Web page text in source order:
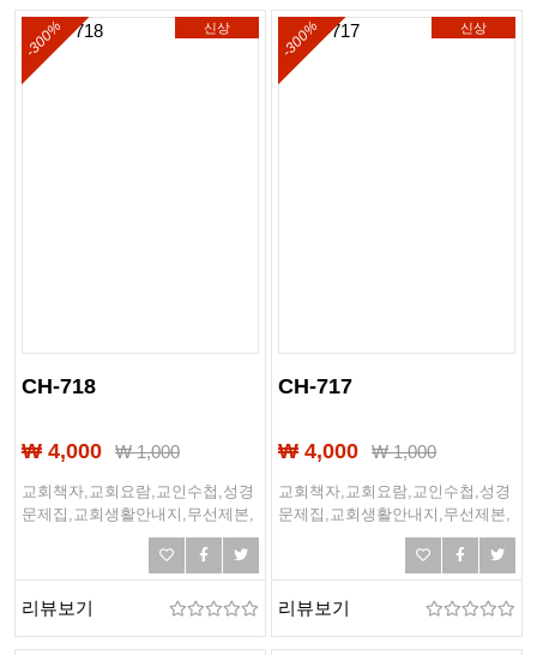
신상
-300%
CH-718
₩ 4,000 ₩1,000
교회책자,교회요람,교인수첩,성경
문제집,교회생활안내지,무선제본,
링제본,하드커버제본,떡제본,PDF
리뷰보기
신상
-300%
CH-717
₩ 4,000 ₩1,000
교회책자,교회요람,교인수첩,성경
문제집,교회생활안내지,무선제본,
링제본,하드커버제본,떡제본,PDF
리뷰보기